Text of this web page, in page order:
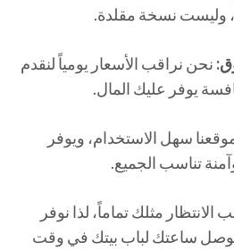
نحن نراقب الأسعار يومياً لنقدم
يوفر عليك المال.
سهل الاستخدام، ويوفر
تناسب الجميع.
الانتظار مثلك تماماً، لذا نوفر
ساعتك لباب بيتك في وقت